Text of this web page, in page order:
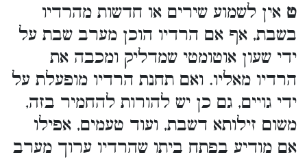
ט אין לשמוע שירים או חדשות מהרדיו
בשבת, אף אם הרדיו הוכן מערב שבת על
ידי שעון אוטומטי שמדליק ומכבה את
הרדיו מאליו. ואם תחנת הרדיו מופעלת על
ידי גויים, גם כן יש להורות להחמיר בזה,
משום זילותא דשבת, ועוד טעמים, אפילו
אם מודיע בפתח ביתו שהרדיו ערוך מערב